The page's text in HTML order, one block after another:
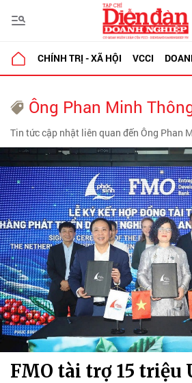
CHÍNH TRỊ - XÃ HỘI VCCI
Ông Phan Minh
Tin tức cập nhật liên quan đến Ông Phan
FMO tài trợ 15 triệu